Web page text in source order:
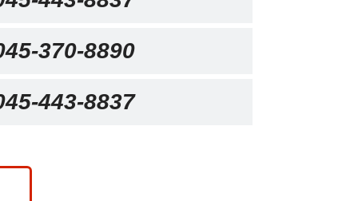
370-8890
443-8837